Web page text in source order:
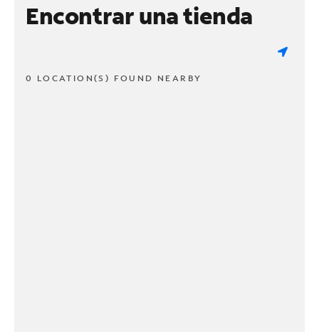
Encontrar una tienda
0 LOCATION(S) FOUND NEARBY